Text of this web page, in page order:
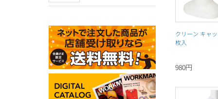
クリーン キャ
枚入
980円